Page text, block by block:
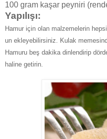
100 gram kaşar peyniri
Yapılışı:
Hamur için olan malzemelerin
un ekleyebilirsiniz. Kulak
Hamuru beş dakika dinlendirip
haline getirin.